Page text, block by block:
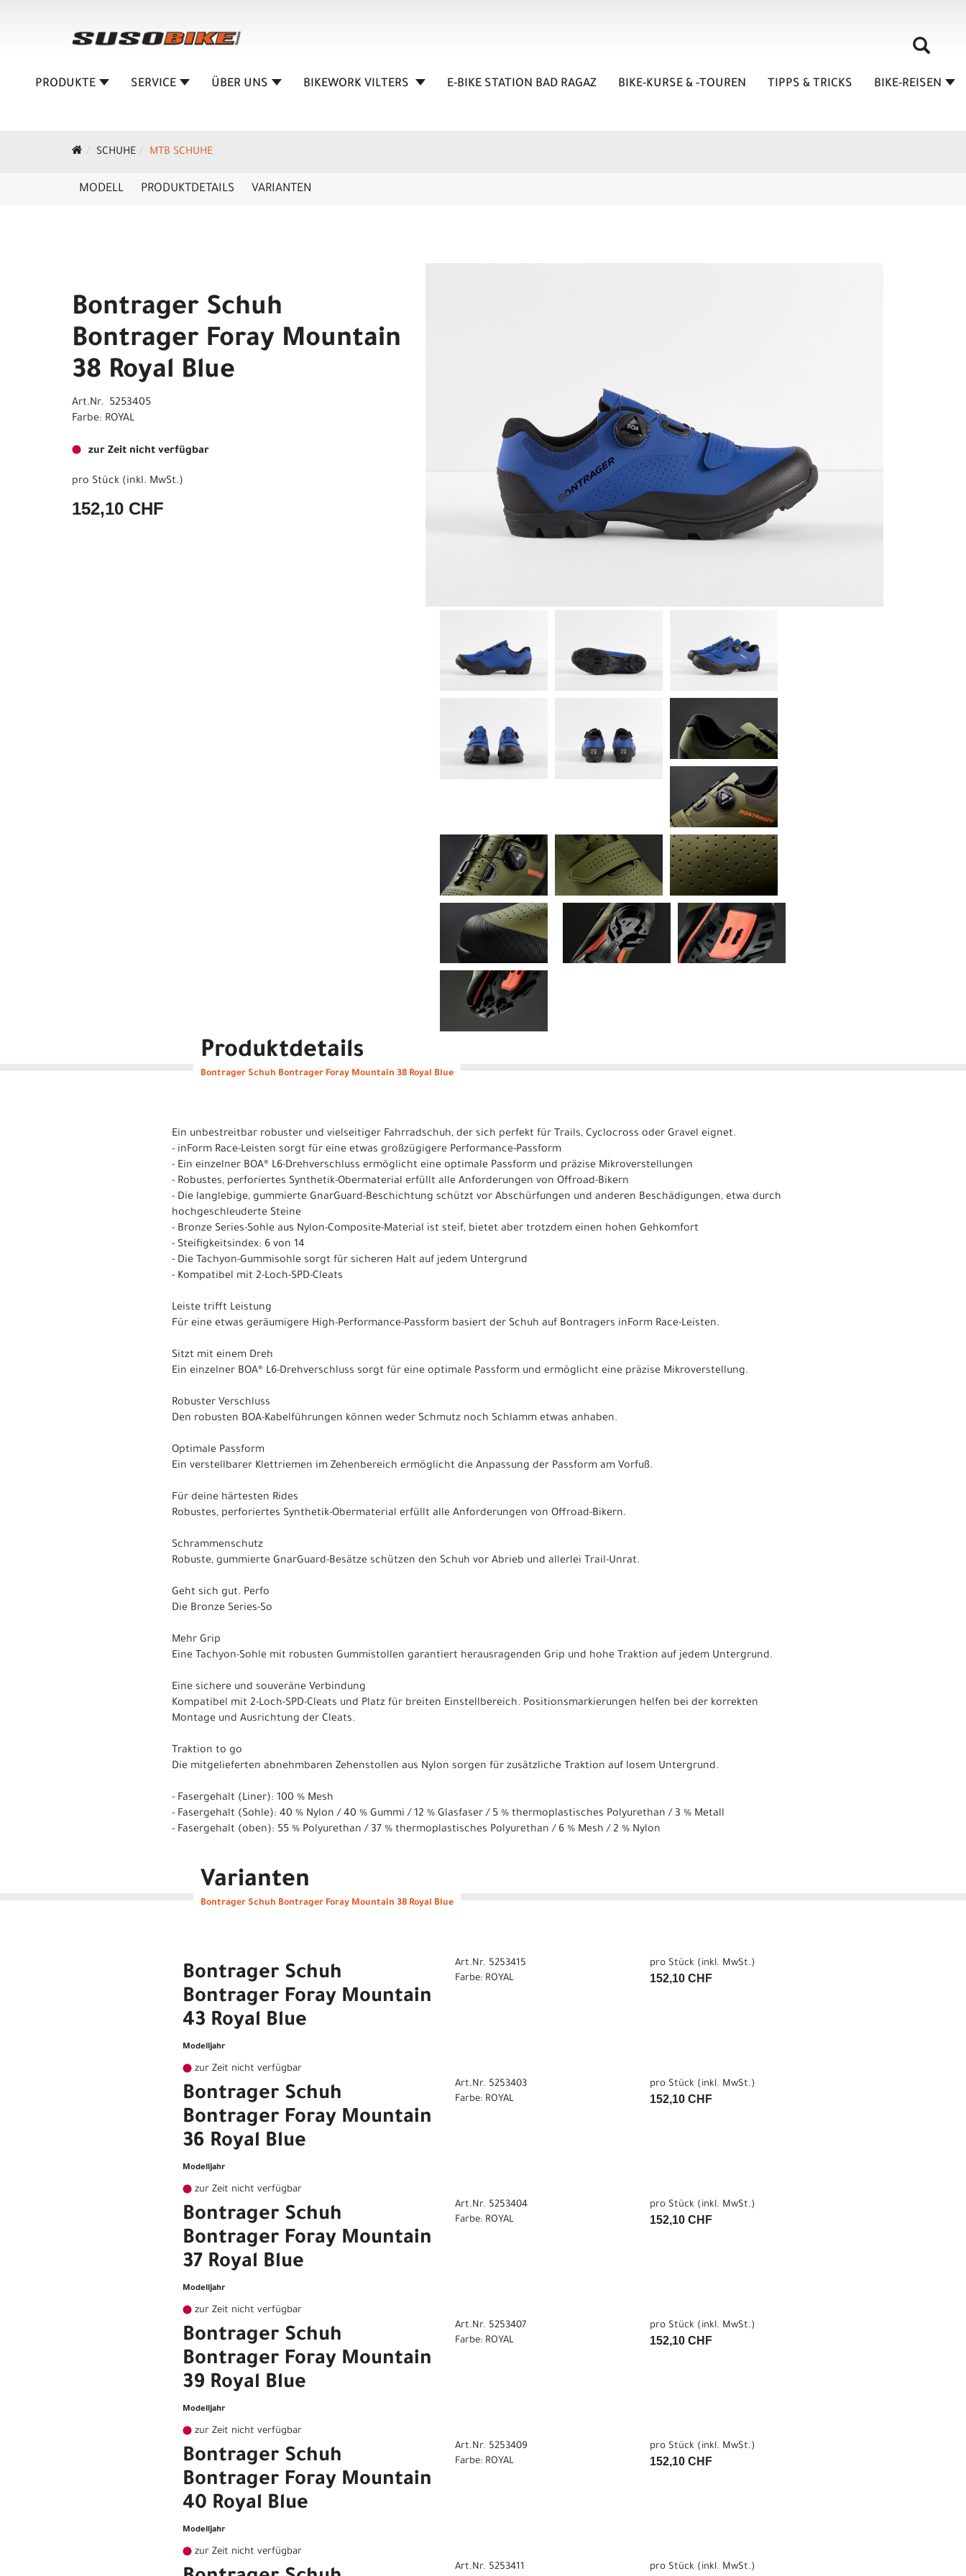
PRODUKTE SERVICE ÜBER UNS BIKEWORK VILTERS E-BIKE STATION BAD RAGAZ BIKE-KURSE & -TOUREN TIPPS & TRICKS BIKE-REISEN
SCHUHE MTB SCHUHE
MODELL PRODUKTDETAILS VARIANTEN
Bontrager Schuh
Bontrager Foray Mountain
38 Royal Blue
Art.Nr. 5253405
Farbe: ROYAL
zur Zeit nicht verfügbar
pro Stück (inkl. MwSt.)
152,10 CHF
Produktdetails
Bontrager Schuh Bontrager Foray Mountain 38 Royal Blue
Ein unbestreitbar robuster und vielseitiger Fahrradschuh, der sich perfekt für Trails, Cyclocross oder Gravel eignet.
- inForm Race-Leisten sorgt für eine etwas großzügigere Performance-Passform
- Ein einzelner BOA® L6-Drehverschluss ermöglicht eine optimale Passform und präzise Mikroverstellungen
- Robustes, perforiertes Synthetik-Obermaterial erfüllt alle Anforderungen von Offroad-Bikern
- Die langlebige, gummierte GnarGuard-Beschichtung schützt vor Abschürfungen und anderen Beschädigungen, etwa durch
hochgeschleuderte Steine
- Bronze Series-Sohle aus Nylon-Composite-Material ist steif, bietet aber trotzdem einen hohen Gehkomfort
- Steifigkeitsindex: 6 von 14
- Die Tachyon-Gummisohle sorgt für sicheren Halt auf jedem Untergrund
- Kompatibel mit 2-Loch-SPD-Cleats
Leiste trifft Leistung
Für eine etwas geräumigere High-Performance-Passform basiert der Schuh auf Bontragers inForm Race-Leisten.
Sitzt mit einem Dreh
Ein einzelner BOA® L6-Drehverschluss sorgt für eine optimale Passform und ermöglicht eine präzise Mikroverstellung.
Robuster Verschluss
Den robusten BOA-Kabelführungen können weder Schmutz noch Schlamm etwas anhaben.
Optimale Passform
Ein verstellbarer Klettriemen im Zehenbereich ermöglicht die Anpassung der Passform am Vorfuß.
Für deine härtesten Rides
Robustes, perforiertes Synthetik-Obermaterial erfüllt alle Anforderungen von Offroad-Bikern.
Schrammenschutz
Robuste, gummierte GnarGuard-Besätze schützen den Schuh vor Abrieb und allerlei Trail-Unrat.
Geht sich gut. Perfo
Die Bronze Series-So
Mehr Grip
Eine Tachyon-Sohle mit robusten Gummistollen garantiert herausragenden Grip und hohe Traktion auf jedem Untergrund.
Eine sichere und souveräne Verbindung
Kompatibel mit 2-Loch-SPD-Cleats und Platz für breiten Einstellbereich. Positionsmarkierungen helfen bei der korrekten
Montage und Ausrichtung der Cleats.
Traktion to go
Die mitgelieferten abnehmbaren Zehenstollen aus Nylon sorgen für zusätzliche Traktion auf losem Untergrund.
- Fasergehalt (Liner): 100 % Mesh
- Fasergehalt (Sohle): 40 % Nylon / 40 % Gummi / 12 % Glasfaser / 5 % thermoplastisches Polyurethan / 3 % Metall
- Fasergehalt (oben): 55 % Polyurethan / 37 % thermoplastisches Polyurethan / 6 % Mesh / 2 % Nylon
Varianten
Bontrager Schuh Bontrager Foray Mountain 38 Royal Blue
Bontrager Schuh
Bontrager Foray Mountain
43 Royal Blue
Modelljahr
zur Zeit nicht verfügbar
Art.Nr. 5253415
Farbe: ROYAL
pro Stück (inkl. MwSt.)
152,10 CHF
Bontrager Schuh
Bontrager Foray Mountain
36 Royal Blue
Modelljahr
zur Zeit nicht verfügbar
Art.Nr. 5253403
Farbe: ROYAL
pro Stück (inkl. MwSt.)
152,10 CHF
Bontrager Schuh
Bontrager Foray Mountain
37 Royal Blue
Modelljahr
zur Zeit nicht verfügbar
Art.Nr. 5253404
Farbe: ROYAL
pro Stück (inkl. MwSt.)
152,10 CHF
Bontrager Schuh
Bontrager Foray Mountain
39 Royal Blue
Modelljahr
zur Zeit nicht verfügbar
Art.Nr. 5253407
Farbe: ROYAL
pro Stück (inkl. MwSt.)
152,10 CHF
Bontrager Schuh
Bontrager Foray Mountain
40 Royal Blue
Modelljahr
zur Zeit nicht verfügbar
Art.Nr. 5253409
Farbe: ROYAL
pro Stück (inkl. MwSt.)
152,10 CHF
Art.Nr. 5253411 pro Stück (inkl. MwSt.)